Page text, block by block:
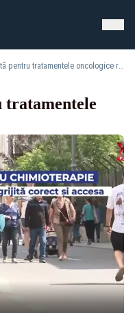
Soluția utilizată pentru tratamentele oncologice repetate